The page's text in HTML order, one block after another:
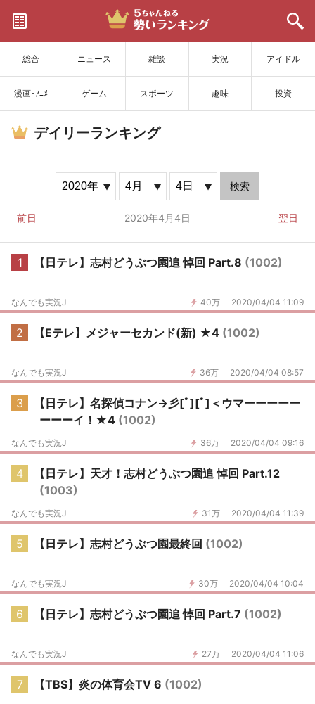
総合 ニュース 雑談 実況 アイドル
漫画･ｱﾆﾒ ゲーム スポーツ 趣味 投資
サイトを更新
デイリーランキング
検索
前日 2020年4月4日 翌日
1 【日テレ】志村どうぶつ園追 悼回 Part.8 (1002)
40万 2020/04/04 11:09
なんでも実況J
2 【Eテレ】メジャーセカンド(新) ★4 (1002)
36万 2020/04/04 08:57
なんでも実況J
3
【日テレ】名探偵コナン→彡[ﾟ][ﾟ]＜ウマーーーーー
ーーーイ！★4 (1002)
36万 2020/04/04 09:16
なんでも実況J
4
【日テレ】天才！志村どうぶつ園追 悼回 Part.12
(1003)
31万 2020/04/04 11:39
なんでも実況J
5 【日テレ】志村どうぶつ園最終回 (1002)
30万 2020/04/04 10:04
なんでも実況J
6 【日テレ】志村どうぶつ園追 悼回 Part.7 (1002)
27万 2020/04/04 11:06
なんでも実況J
7 【TBS】炎の体育会TV 6 (1002)